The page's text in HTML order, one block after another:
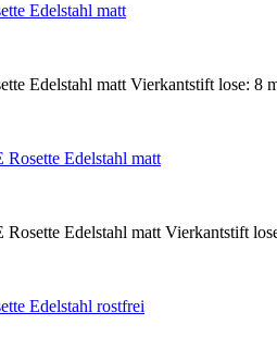
Edelstahl matt
Edelstahl matt Vierkantstift lose: 8
Edelstahl matt
Edelstahl matt Vierkantstift
Edelstahl rostfrei